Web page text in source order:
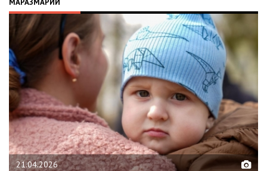
21.04.2026